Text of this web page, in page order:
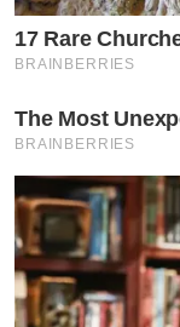
17 Rare
BRAINBERRIES
The Most
BRAINBERRIES